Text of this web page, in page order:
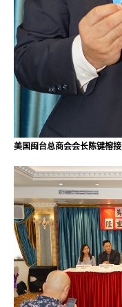
美国闽台总商会会长陈键榕